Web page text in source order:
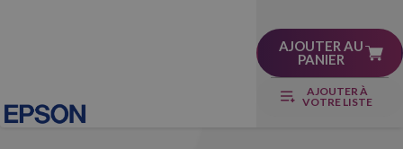
AJOUTER AU
PANIER
AJOUTER À
VOTRE LISTE